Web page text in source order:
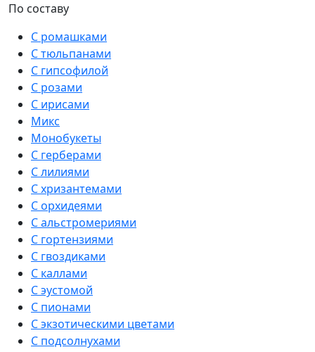
По составу
С ромашками
С тюльпанами
С гипсофилой
С розами
С ирисами
Микс
Монобукеты
С герберами
С лилиями
С хризантемами
С орхидеями
С альстромериями
С гортензиями
С гвоздиками
С каллами
С эустомой
С пионами
С экзотическими цветами
С подсолнухами